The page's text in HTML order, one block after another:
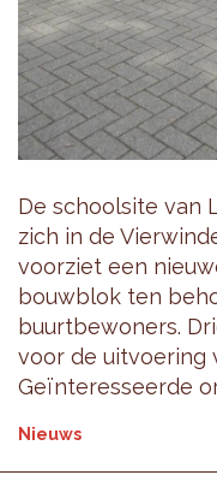
De schoolsite van
zich in de
voorziet een
bouwblok ten
buurtbewoners.
voor de uitvoering
Geïnteresseerde
Nieuws